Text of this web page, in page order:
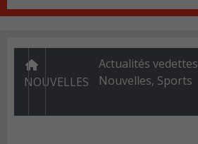
NOUVELLES
Actualités vedettes
Nouvelles, Sports